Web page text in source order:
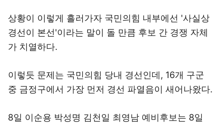
상황이 이렇게 흘러가자 국민의힘 내부에선 '사실상
경선이 본선'이라는 말이 돌 만큼 후보 간 경쟁 자체
가 치열하다.
이렇듯 문제는 국민의힘 당내 경선인데, 16개 구군
중 금정구에서 가장 먼저 경선 파열음이 새어나왔다.
8일 이순용 박성명 김천일 최영남 예비후보는 8일